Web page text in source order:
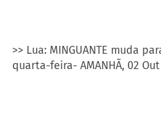
>> Lua: MINGUANTE muda
quarta-feira- AMANHÃ, 02